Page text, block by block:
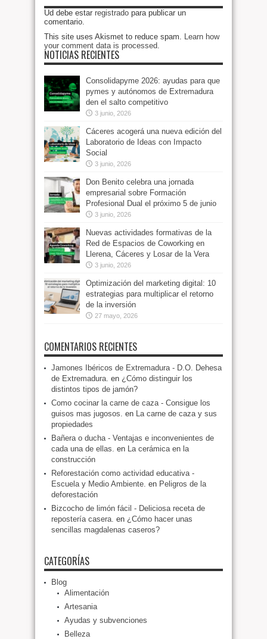
Ud debe estar registrado para publicar un
comentario.
This site uses Akismet to reduce spam. Learn how
your comment data is processed.
NOTICIAS RECIENTES
Consolidapyme 2026: ayudas para que
pymes y autónomos de Extremadura
den el salto competitivo
3 junio, 2026
Cáceres acogerá una nueva edición del
Laboratorio de Ideas con Impacto
Social
3 junio, 2026
Don Benito celebra una jornada
empresarial sobre Formación
Profesional Dual el próximo 5 de junio
3 junio, 2026
Nuevas actividades formativas de la
Red de Espacios de Coworking en
Llerena, Cáceres y Losar de la Vera
3 junio, 2026
Optimización del marketing digital: 10
estrategias para multiplicar el retorno
de la inversión
27 mayo, 2026
COMENTARIOS RECIENTES
Jamones Ibéricos de Extremadura - D.O. Dehesa
de Extremadura. en ¿Cómo distinguir los
distintos tipos de jamón?
Como cocinar la carne de caza - Consigue los
guisos mas jugosos. en La carne de caza y sus
propiedades
Bañera o ducha - Ventajas e inconvenientes de
cada una de ellas. en La cerámica en la
construcción
Reforestación como actividad educativa -
Escuela y Medio Ambiente. en Peligros de la
deforestación
Bizcocho de limón fácil - Deliciosa receta de
repostería casera. en ¿Cómo hacer unas
sencillas magdalenas caseros?
CATEGORÍAS
Blog
Alimentación
Artesania
Ayudas y subvenciones
Belleza